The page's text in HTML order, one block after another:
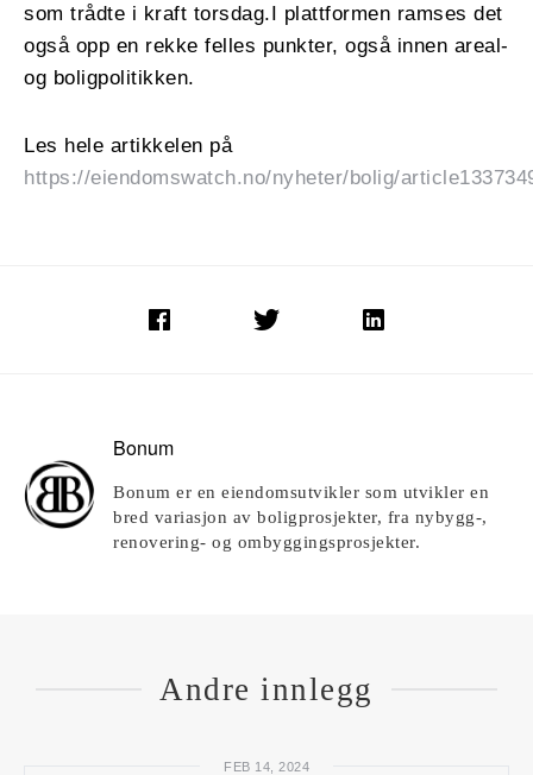
som trådte i kraft torsdag.I plattformen ramses det
også opp en rekke felles punkter, også innen areal-
og boligpolitikken.
Les hele artikkelen på
https://eiendomswatch.no/nyheter/bolig/
Bonum
Bonum er en eiendomsutvikler som utvikler en
bred variasjon av boligprosjekter, fra nybygg-,
renovering- og ombyggingsprosjekter.
Andre innlegg
FEB 14, 2024